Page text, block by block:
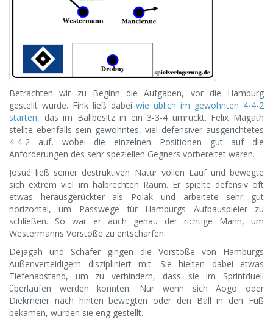
Betrachten wir zu Beginn die Aufgaben, vor die Hamburg
gestellt wurde. Fink ließ dabeiwie üblich im gewohnten 4-4-2
starten, das im Ballbesitz in ein 3-3-4 umrückt. Felix Magath
stellte ebenfalls sein gewohntes, viel defensiver ausgerichtetes
4-4-2 auf, wobei die einzelnen Positionen gut auf die
Anforderungen des sehr speziellen Gegners vorbereitet waren.
Josué ließ seiner destruktiven Natur vollen Lauf und bewegte
sich extrem viel im halbrechten Raum. Er spielte defensiv oft
etwas herausgerückter als Polak und arbeitete sehr gut
horizontal, um Passwege für Hamburgs Aufbauspieler zu
schließen. So war er auch genau der richtige Mann, um
Westermanns Vorstöße zu entschärfen.
Dejagah und Schäfer gingen die Vorstöße von Hamburgs
Außenverteidigern diszipliniert mit. Sie hielten dabei etwas
Tiefenabstand, um zu verhindern, dass sie im Sprintduell
überlaufen werden konnten. Nur wenn sich Aogo oder
Diekmeier nach hinten bewegten oder den Ball in den Fuß
bekamen, wurden sie eng gestellt.